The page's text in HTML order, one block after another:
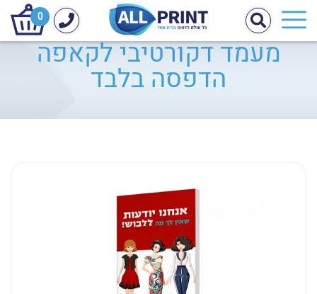
0
מעמד דקורטיבי לקאפה
הדפסה בלבד